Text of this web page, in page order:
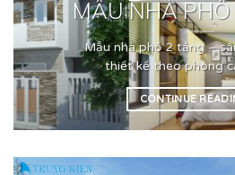
MẪU NHÀ
Mẫu nhà phố 2 tầng –
thiết kế theo phong
CONTINUE